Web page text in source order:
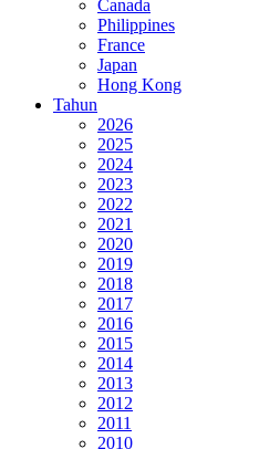
Canada
Philippines
France
Japan
Hong Kong
Tahun
2026
2025
2024
2023
2022
2021
2020
2019
2018
2017
2016
2015
2014
2013
2012
2011
2010